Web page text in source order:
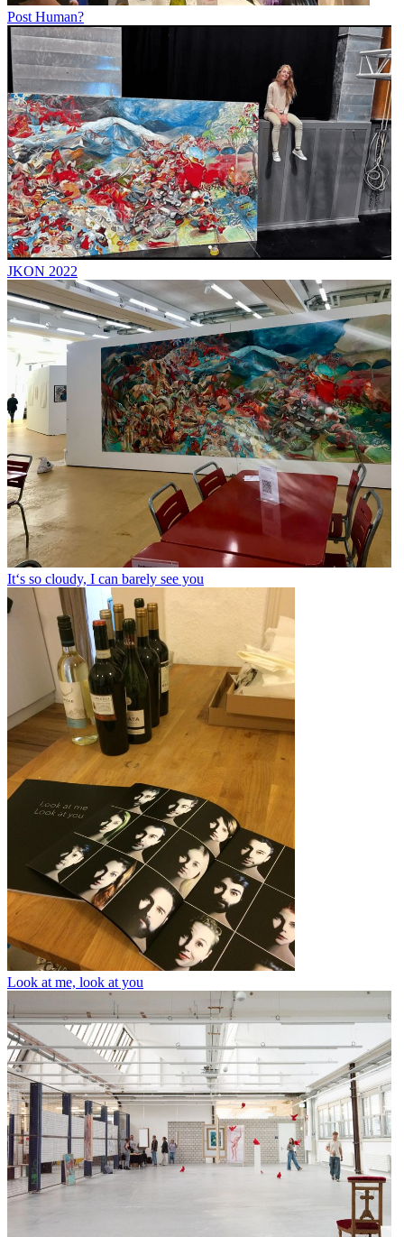
Post Human?
JKON 2022
It‘s so cloudy, I can barely see you
Look at me, look at you